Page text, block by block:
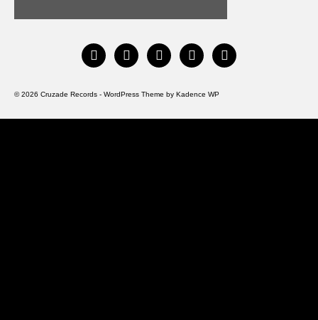
instagramfacebookbandcamp
spotify youtube
© 2026 Cruzade Records - WordPress Theme by Kadence WP